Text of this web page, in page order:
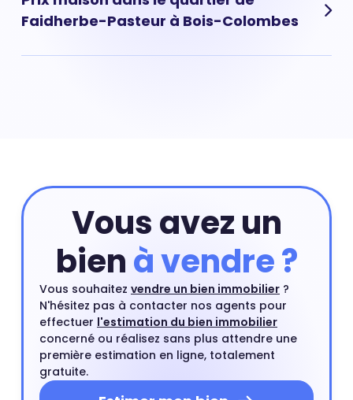
de l'état du marché immobilier. Ce prix moyen a
beaucoup augmenté ces dernières années. Aujourd'hui,
Faidherbe-Pasteur à Bois-Colombes
Vous avez un
bienà vendre ?
Vous souhaitez vendre un bien immobilier ?
N'hésitez pas à contacter nos agents pour
effectuer l'estimation du bien immobilier
concerné ou réalisez sans plus attendre une
première estimation en ligne, totalement
gratuite.